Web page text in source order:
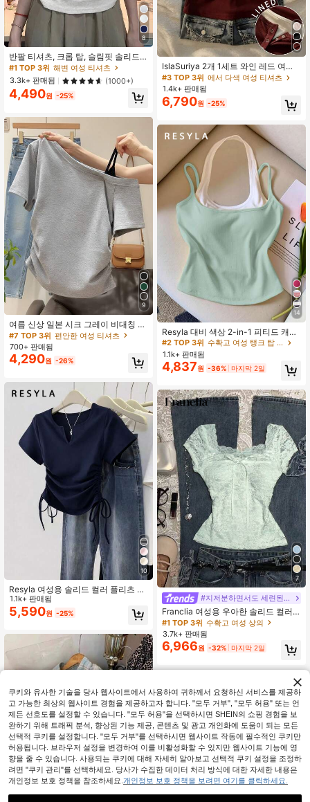
8
반팔 티셔츠, 크롭 탑, 슬림핏 솔리드
컬러 베이스 레이어 티 여성 캐주얼 여
름용
#1 TOP 3위
해변 여성 티셔츠
거의 매진!
#1 TOP 3위 해변 여성 티셔츠
거의 매진!
#1 TOP 3위 해변 여성 티셔츠
거의 매진!
#1 TOP 3위
거의 매진!
3.3k+ 판매됨 (1000+)
4,490원 -25%
9
여름 신상 일본 시크 그레이 비대칭 어
깨 티셔츠 여성, 옆면 허리 조임 슬림
핏 비대칭 어깨 반팔 상의 캐주얼
#7 TOP 3위 편안한 여성 티셔츠
700+ 판매됨
4,290원 -26%
10
Resyla 여성용 솔리드 컬러 플리츠 캐
주얼 다용도 데일리웨어 반팔 티셔츠
1.1k+ 판매됨
5,590원 -25%
IslaSuriya 2개 1세트 와인 레드 여성
반팔 티셔츠
#3 TOP 3위 에서 다색 여성 티셔츠
1.4k+ 판매됨
6,790원 -25%
14
Resyla 대비 색상 2-in-1 피티드 캐주
얼 민소매 캐미솔 여름용
#2 TOP 3위
수확고 여성 탱크 탑 & 카미스
거의 매진!
#2 TOP 3위
거의 매진!
#2 TOP 3위
거의 매진!
#2 TOP 3위
1.1k+ 판매됨
4,837원 -36% 마지막 2일
7
#지저분하면서도 세련된 스타일
Franclia 여성용 우아한 솔리드 컬러
레이스업 탑, 여름
#1 TOP 3위 수확고 여성 상의
3.7k+ 판매됨
6,966원 -32% 마지막 2일
쿠키와 유사한 기술을 당사 웹사이트에서 사용하여 귀하께서 요청하신 서비스를 제공하
고 가능한 최상의 웹사이트 경험을 제공하고자 합니다. "모두 거부", "모두 허용" 또는 언
제든 선호도를 설정할 수 있습니다. "모두 허용"을 선택하시면 SHEIN의 쇼핑 경험을 보
완하기 위해 트래픽 분석, 향상된 기능 제공, 콘텐츠 및 광고 개인화에 도움이 되는 모든
선택적 쿠키를 설정합니다. "모두 거부"를 선택하시면 웹사이트 작동에 필수적인 쿠키만
허용됩니다. 브라우저 설정을 변경하여 이를 비활성화할 수 있지만 웹사이트 기능에 영
향을 줄 수 있습니다. 사용되는 쿠키에 대해 자세히 알아보고 선택적 쿠키 설정을 조정하
려면 "쿠키 관리"를 선택하세요. 당사가 수집한 데이터 처리 방식에 대한 자세한 내용은
개인정보 보호 정책을 참조하세요. 개인정보 보호 정책을 보려면 여기를 클릭하세요.